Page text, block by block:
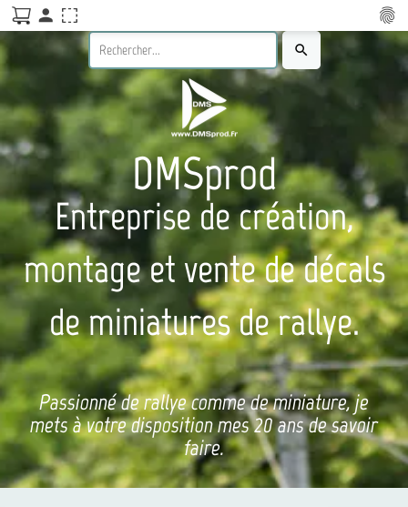
search
DMSprod
Entreprise de création,
montage et vente de décals
de miniatures de rallye.
Passionné de rallye comme de miniature, je
mets à votre disposition mes 20 ans de savoir
faire.
fingerprint
person